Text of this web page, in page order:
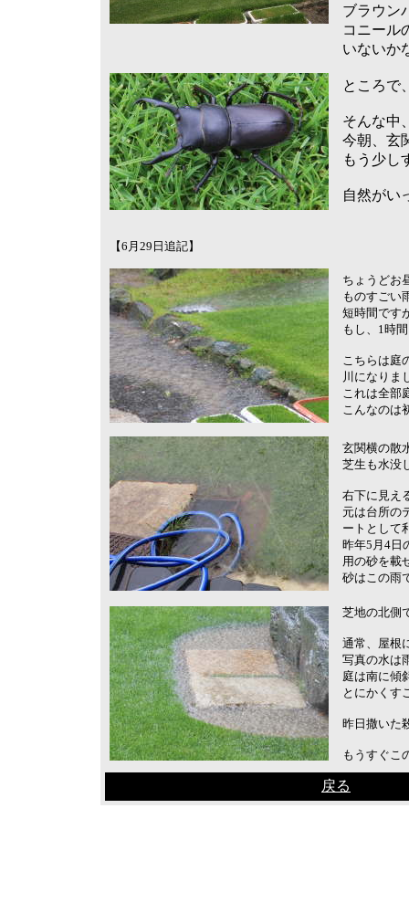
ブラウン
コニール
いないか
ところで
そんな中
今朝、玄
もう少し
自然がい
【6月29日追記】
ちょうどお
ものすごい
短時間です
もし、1時
こちらは庭
川になりま
これは全部
こんなのは
玄関横の散
芝生も水没
右下に見え
元は台所の
ートとして
昨年5月4日
用の砂を載
砂はこの雨
芝地の北側
通常、屋根
写真の水は
庭は南に傾
とにかくす
昨日撒いた
もうすぐこ
戻る